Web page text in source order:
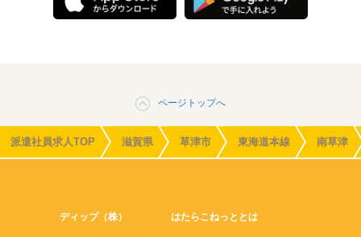
ページトップへ
派遣社員求人TOP 滋賀県 草津市 東海道本線 南草津
ディップ（株） はたらこねっととは